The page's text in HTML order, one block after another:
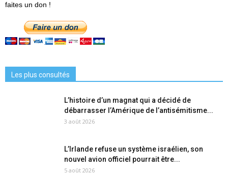
faites un don !
Les plus consultés
L’histoire d’un magnat qui a décidé de
débarrasser l’Amérique de l’antisémitisme...
3 août 2026
L’Irlande refuse un système israélien, son
nouvel avion officiel pourrait être...
5 août 2026